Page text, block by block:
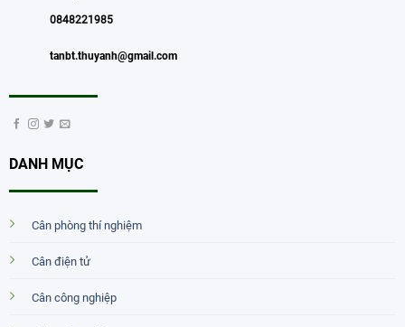
0848221985
tanbt.thuyanh@gmail.com
DANH MỤC
Cân phòng thí nghiệm
Cân điện tử
Cân công nghiệp